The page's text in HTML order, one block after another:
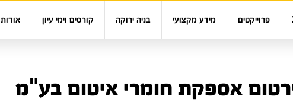
פרוייקטים מידע מקצועי בניה ירוקה קורסים וימי עיון אודות
אספקת חומרי איטום בע"מ